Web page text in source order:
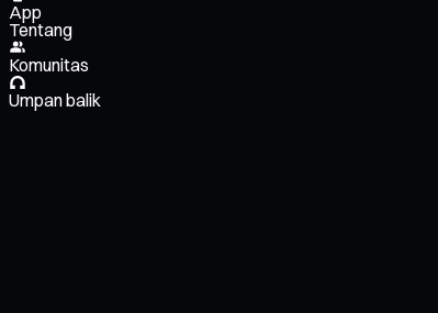
App
Tentang
Komunitas
Umpan balik